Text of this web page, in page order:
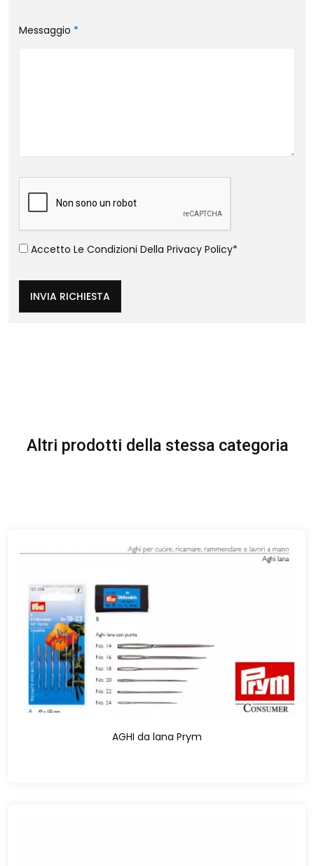
Messaggio *
Accetto Le Condizioni Della Privacy Policy*
INVIA RICHIESTA
Altri prodotti della stessa categoria
AGHI da lana Prym